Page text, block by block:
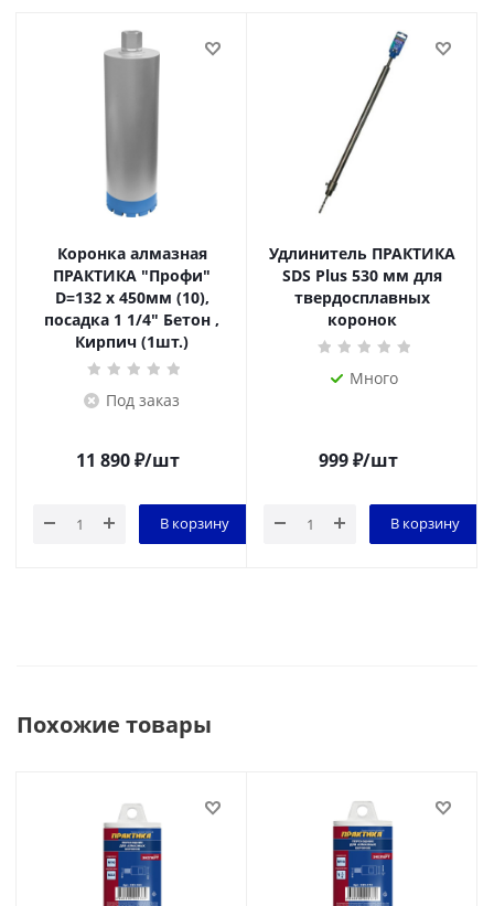
Коронка алмазная
ПРАКТИКА "Профи"
D=132 х 450мм (10),
посадка 1 1/4" Бетон ,
Кирпич (1шт.)
Под заказ
11 890₽/шт
В корзину
Удлинитель ПРАКТИКА
SDS Plus 530 мм для
твердосплавных
коронок
Много
999₽/шт
В корзину
Похожие товары